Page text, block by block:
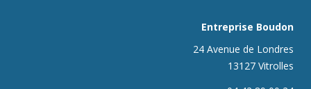
Entreprise Boudon
24 Avenue de Londres
13127 Vitrolles